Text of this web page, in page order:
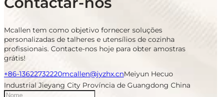
Mcallen tem como objetivo fornecer soluções
personalizadas de talheres e utensílios de cozinha
profissionais. Contacte-nos hoje para obter amostras
grátis!
+86-13622732220mcallen@jyzhx.cnMeiyun Hecuo
Industrial Jieyang City Província de Guangdong China